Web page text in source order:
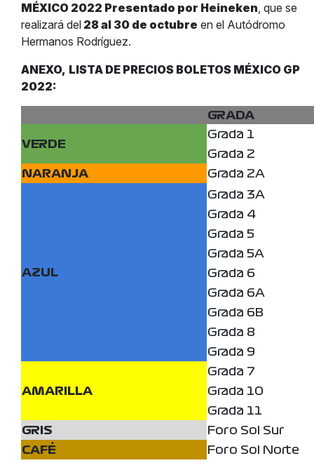
MÉXICO 2022 Presentado por Heineken, que se
realizará del 28 al 30 de octubre en el Autódromo
Hermanos Rodríguez.
ANEXO, LISTA DE PRECIOS BOLETOS MÉXICO GP
2022:
GRADA
VERDE
Grada 1
Grada 2
NARANJA
Grada 2A
AZUL
Grada 3A
Grada 4
Grada 5
Grada 5A
Grada 6
Grada 6A
Grada 6B
Grada 8
Grada 9
AMARILLA
Grada 7
Grada 10
Grada 11
GRIS
Foro Sol Sur
CAFÉ
Foro Sol Norte